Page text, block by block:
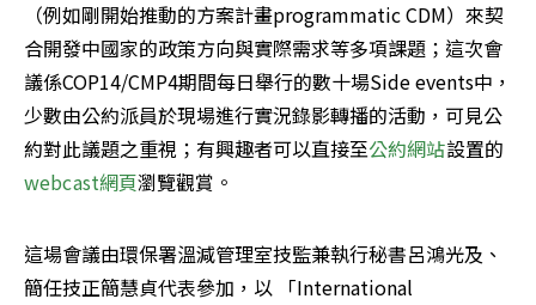
（例如剛開始推動的方案計畫programmatic CDM）來契
合開發中國家的政策方向與實際需求等多項課題；這次會
議係COP14/CMP4期間每日舉行的數十場Side events中，
少數由公約派員於現場進行實況錄影轉播的活動，可見公
約對此議題之重視；有興趣者可以直接至公約網站設置的
webcast網頁瀏覽觀賞。
這場會議由環保署溫減管理室技監兼執行秘書呂鴻光及、
簡任技正簡慧貞代表參加，以 「International